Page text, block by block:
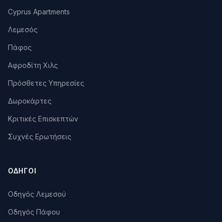
Cyprus Apartments
Λεμεσός
Πάφος
Αφροδίτη Χιλς
Πρόσθετες Υπηρεσίες
Δωροκάρτες
Κριτικές Επισκεπτών
Συχνές Ερωτήσεις
ΟΔΗΓΟΊ
Οδηγός Λεμεσού
Οδηγός Πάφου